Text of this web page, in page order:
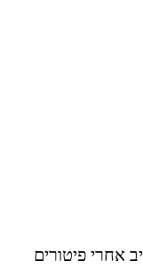
אחרי פיטורים